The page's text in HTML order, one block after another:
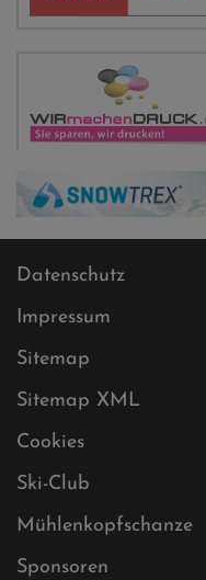
Datenschutz
Impressum
Sitemap
Sitemap XML
Cookies
Ski-Club
Mühlenkopfschanze